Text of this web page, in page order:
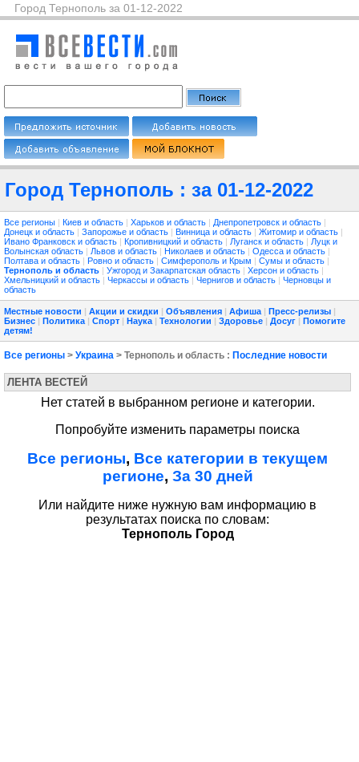
Город Тернополь за 01-12-2022
Город Тернополь : за 01-12-2022
Все регионы | Киев и область | Харьков и область | Днепропетровск и область |
Донецк и область | Запорожье и область | Винница и область | Житомир и область |
Ивано Франковск и область | Кропивницкий и область | Луганск и область | Луцк и
Волынская область | Львов и область | Николаев и область | Одесса и область |
Полтава и область | Ровно и область | Симферополь и Крым | Сумы и область |
Тернополь и область | Ужгород и Закарпатская область | Херсон и область |
Хмельницкий и область | Черкассы и область | Чернигов и область | Черновцы и
область
Местные новости | Акции и скидки | Объявления | Афиша | Пресс-релизы |
Бизнес | Политика | Спорт | Наука | Технологии | Здоровье | Досуг | Помогите
детям!
Все регионы > Украина > Тернополь и область : Последние новости
ЛЕНТА ВЕСТЕЙ
Нет статей в выбранном регионе и категории.
Попробуйте изменить параметры поиска
Все регионы, Все категории в текущем
регионе, За 30 дней
Или найдите ниже нужную вам информацию в
результатах поиска по словам:
Тернополь Город